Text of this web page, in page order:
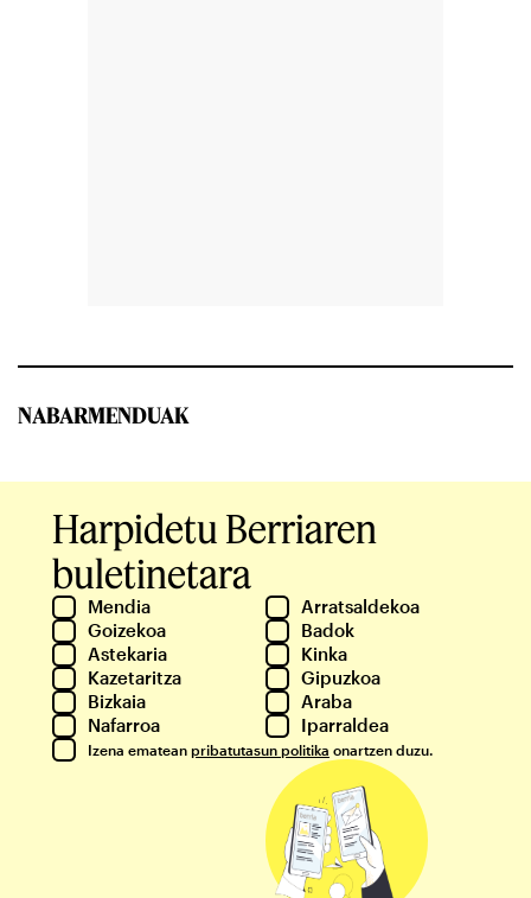
NABARMENDUAK
Harpidetu Berriaren
buletinetara
Mendia
Arratsaldekoa
Goizekoa
Badok
Astekaria
Kinka
Kazetaritza
Gipuzkoa
Bizkaia
Araba
Nafarroa
Iparraldea
Izena ematean pribatutasun politika onartzen duzu.